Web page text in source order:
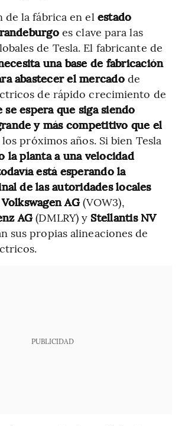
de la fábrica en el estado
es clave para las
de Tesla. El fabricante de
una base de fabricación
abastecer el mercadode
de rápido crecimiento de
se espera que siga siendo
y más competitivo que el
próximos años. Si bien Tesla
la planta a una velocidad
está esperando la
de las autoridades locales
Volkswagen AG(VOW3),
AG(DMLRY) y Stellantis NV
sus propias alineaciones de
PUBLICIDAD